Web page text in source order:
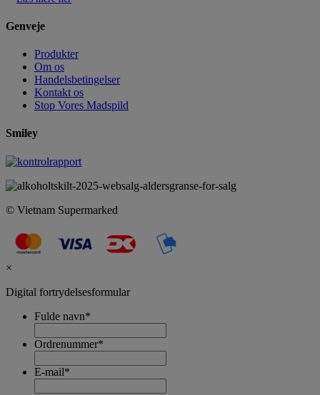
Genveje
Produkter
Om os
Handelsbetingelser
Kontakt os
Stop Vores Madspild
Smiley
© Vietnam Supermarked
×
Digital fortrydelsesformular
Fulde navn*
Ordrenummer*
E-mail*